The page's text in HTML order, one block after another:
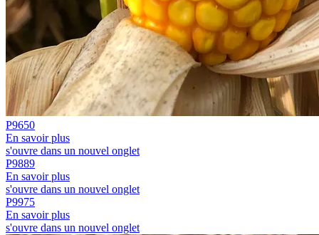
P9650
En savoir plus
s'ouvre dans un nouvel onglet
P9889
En savoir plus
s'ouvre dans un nouvel onglet
P9975
En savoir plus
s'ouvre dans un nouvel onglet